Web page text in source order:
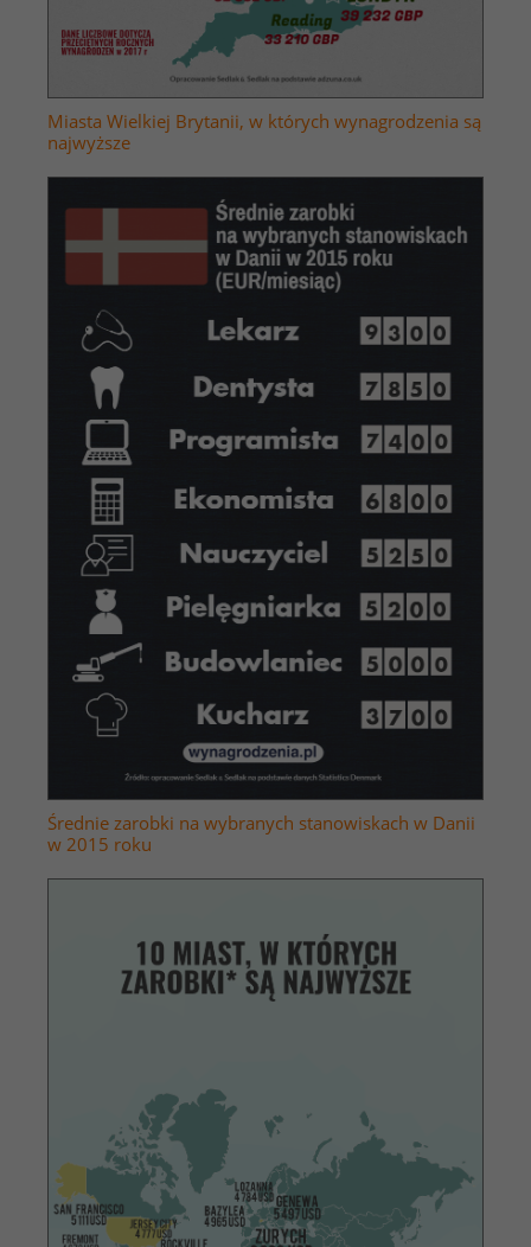
Miasta Wielkiej Brytanii, w których wynagrodzenia są
najwyższe
Średnie zarobki na wybranych stanowiskach w Danii
w 2015 roku